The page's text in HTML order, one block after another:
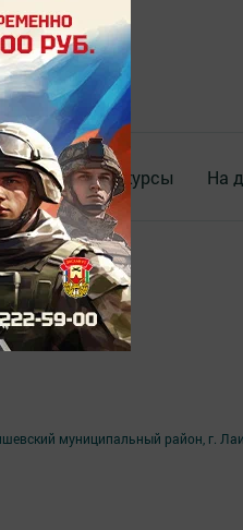
ВИДЕО Конкурсы На
муниципальный район, г.